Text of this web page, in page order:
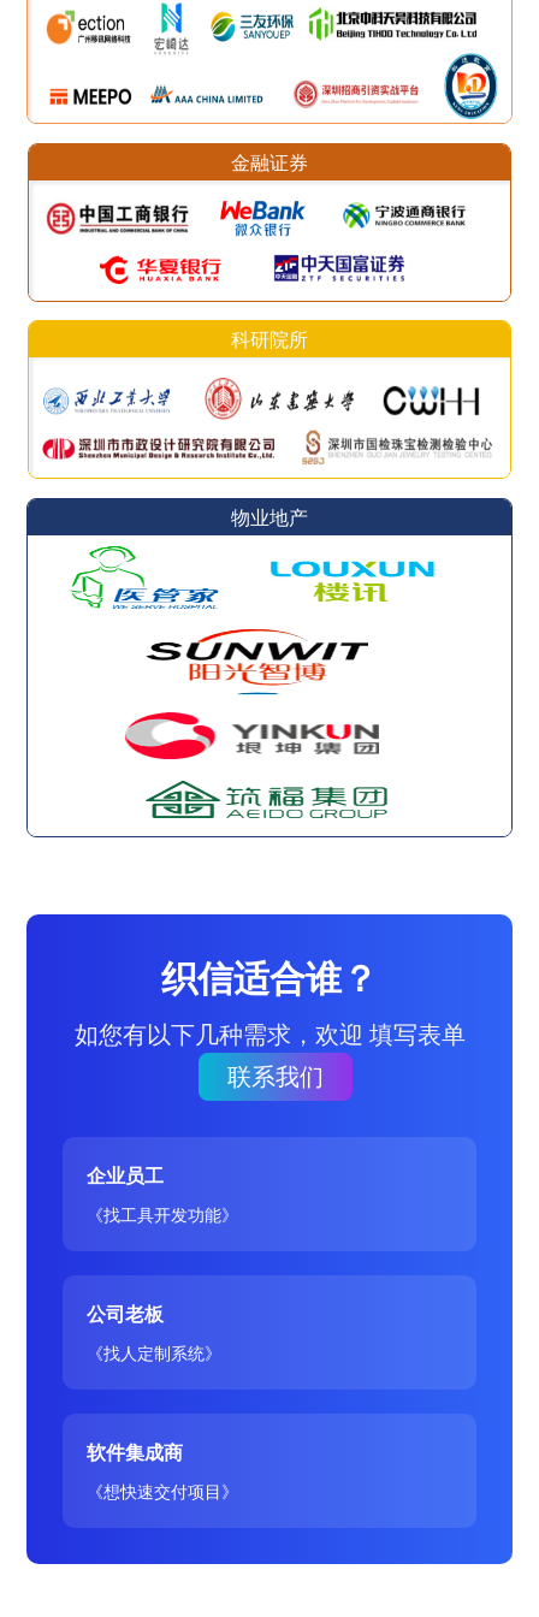
金融证券
科研院所
物业地产
织信适合谁？
如您有以下几种需求，欢迎 填写表单
联系我们
企业员工
《找工具开发功能》
公司老板
《找人定制系统》
软件集成商
《想快速交付项目》